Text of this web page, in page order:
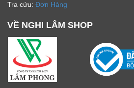
Tra cứu: Đơn Hàng
VỀ NGHI LÂM SHOP